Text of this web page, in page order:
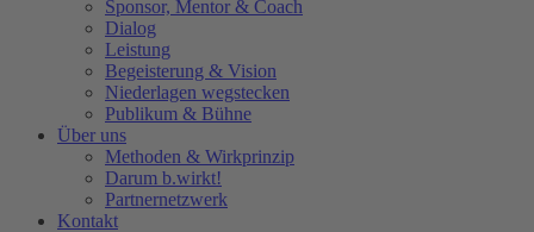
Sponsor, Mentor & Coach
Dialog
Leistung
Begeisterung & Vision
Niederlagen wegstecken
Publikum & Bühne
Über uns
Methoden & Wirkprinzip
Darum b.wirkt!
Partnernetzwerk
Kontakt